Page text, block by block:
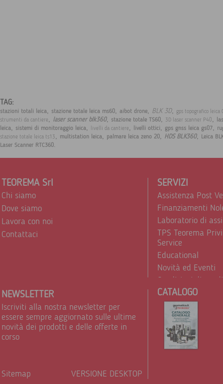
TAG:
stazioni totali leica, stazione totale leica ms60, aibot drone, BLK 3D,
gps topografico leica
strumenti da cantiere, laser scanner blk360, stazione totale TS60, 3D laser scanner P40,
leica, sistemi di monitoraggio leica, livelli da cantiere, livelli ottici, gps gnss leica gs07,
stazione totale leica ts13, multistation leica, palmare leica zeno 20, HDS BLK360,
Leica
Laser Scanner RTC360.
TEOREMA Srl
Chi siamo
Dove siamo
Lavora con noi
Contattaci
SERVIZI
Assistenza Post
Finanziamenti
Laboratorio di
TPS Teorema
Service
Educational
Novità ed Eventi
Condizioni di
Trattamento dei
NEWSLETTER
Iscriviti alla nostra newsletter per
essere sempre aggiornato sulle ultime
novità dei prodotti e delle offerte in
corso
Sitemap VERSIONE DESKTOP
CATALOGO